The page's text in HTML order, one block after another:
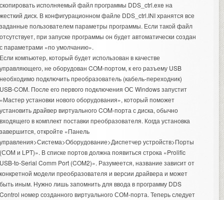
исполняемый файл программы DDS_ctrl.exe на
диск. В конфигурационном файле DDS_ctrl.INI хранятся все
пользователем параметры программы. Если такой файл
при запуске программы он будет автоматически создан
параметрами «по умолчанию».
компьютер, который будет использован в качестве
не оборудован COM-портом, к его разъему USB
подключить преобразователь (кабель-переходник)
COM. После его первого подключения ОС Windows запустит
установки нового оборудования», который поможет
драйвер виртуального COM-порта с диска, обычно
в комплект поставки преобразователя. Когда установка
откройте «Панель
устройств>Порты
и LPT)». В списке портов должна появиться строка «Prolific
to-Serial Comm Port (COM2)». Разумеется, название зависит от
модели преобразователя и версии драйвера и может
иным. Нужно лишь запомнить для ввода в программу DDS
номер созданного виртуального СОМ-порта. Теперь следует